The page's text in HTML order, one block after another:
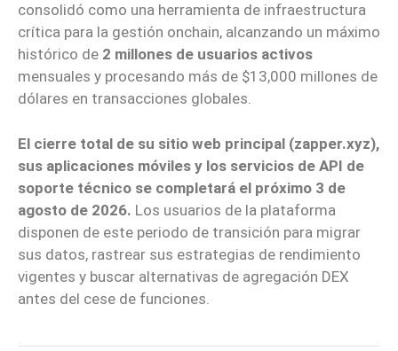
consolidó como una herramienta de infraestructura
crítica para la gestión onchain, alcanzando un máximo
histórico de 2 millones de usuarios activos
mensuales y procesando más de $13,000 millones de
dólares en transacciones globales.
El cierre total de su sitio web principal (zapper.xyz),
sus aplicaciones móviles y los servicios de API de
soporte técnico se completará el próximo 3 de
agosto de 2026. Los usuarios de la plataforma
disponen de este periodo de transición para migrar
sus datos, rastrear sus estrategias de rendimiento
vigentes y buscar alternativas de agregación DEX
antes del cese de funciones.